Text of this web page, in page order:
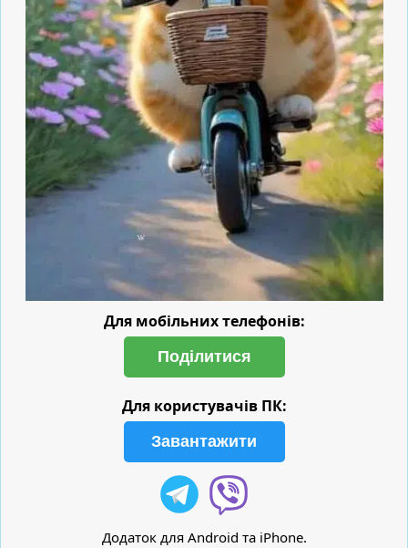
Для мобільних телефонів:
Поділитися
Для користувачів ПК:
Завантажити
Додаток для Android та iPhone.